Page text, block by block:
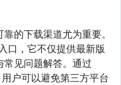
的下载渠道尤为重要。
口，它不仅提供最新版
见问题解答。通过
户可以避免第三方平台